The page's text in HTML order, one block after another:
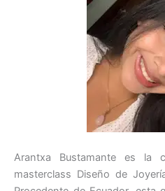
Arantxa Bustamante es la
masterclass Diseño de